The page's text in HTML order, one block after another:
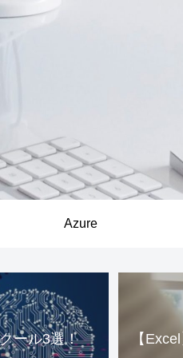
Azure
ール3選！ 【